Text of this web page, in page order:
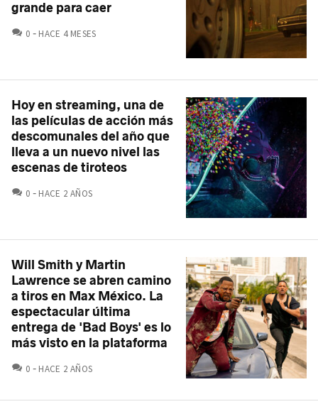
grande para caer
0 COMENTARIOS
HACE 4 MESES
Hoy en streaming, una de
las películas de acción más
descomunales del año que
lleva a un nuevo nivel las
escenas de tiroteos
0 COMENTARIOS
HACE 2 AÑOS
Will Smith y Martin
Lawrence se abren camino
a tiros en Max México. La
espectacular última
entrega de 'Bad Boys' es lo
más visto en la plataforma
0 COMENTARIOS
HACE 2 AÑOS